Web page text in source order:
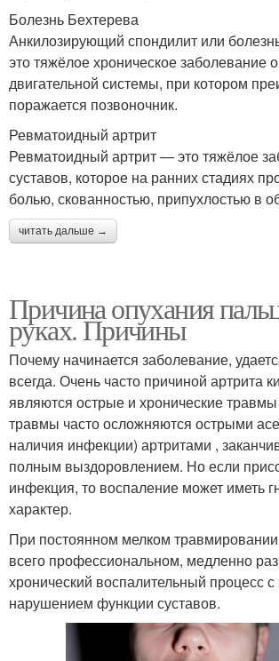
Болезнь Бехтерева
Анкилозирующий спондилит или
это тяжёлое хроническое заболевание
двигательной системы, при котором
поражается позвоночник.
Ревматоидный артрит
Ревматоидный артрит — это тяжёлое
суставов, которое на ранних стадиях
болью, скованностью, припухлостью в
читать дальше →
Причина опухания
руках. Причины
Почему начинается заболевание,
всегда. Очень часто причиной артрита
являются острые и хронические
травмы часто осложняются острыми
наличия инфекции) артритами ,
полным выздоровлением. Но если
инфекция, то воспаление может иметь
характер.
При постоянном мелком
всего профессиональном, медленно
хронический воспалительный процесс
нарушением функции суставов.